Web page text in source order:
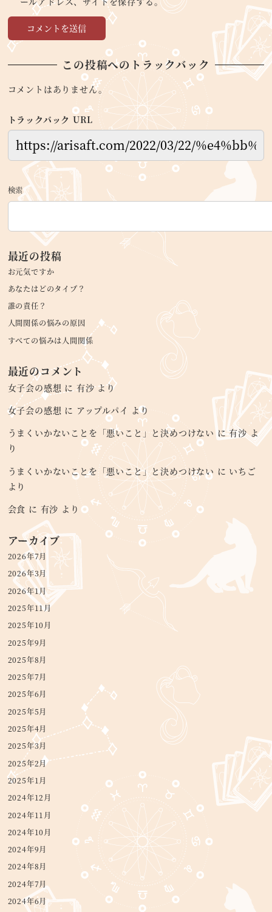
この投稿へのトラックバック
コメントはありません。
トラックバック URL
検索
最近の投稿
お元気ですか
あなたはどのタイプ？
誰の責任？
人間関係の悩みの原因
すべての悩みは人間関係
最近のコメント
女子会の感想 に有沙より
女子会の感想 に アップルパイ より
うまくいかないことを「悪いこと」と決めつけない に有沙よ
り
うまくいかないことを「悪いこと」と決めつけない に いちご
より
会食 に 有沙 より
アーカイブ
2026年7月
2026年3月
2026年1月
2025年11月
2025年10月
2025年9月
2025年8月
2025年7月
2025年6月
2025年5月
2025年4月
2025年3月
2025年2月
2025年1月
2024年12月
2024年11月
2024年10月
2024年9月
2024年8月
2024年7月
2024年6月